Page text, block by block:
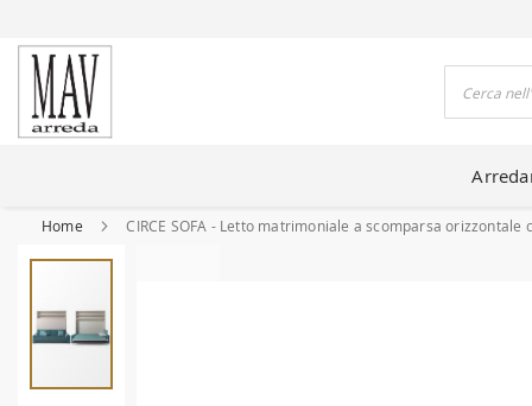
Home CIRCE SOFA - Letto matrimoniale a scomparsa orizzontale
Vai
fine
della
di